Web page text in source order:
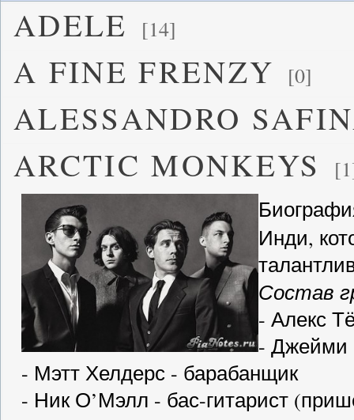
ADELE [14]
A FINE FRENZY [0]
ALESSANDRO
ARCTIC MONKEYS
Инди,
Состав
- Алекс
- Джейми
- Мэтт Хелдерс - барабанщик
- Ник О’Мэлл - бас-гитарист